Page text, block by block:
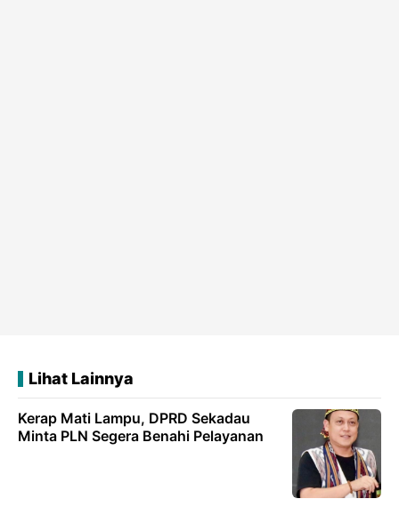
Lihat Lainnya
Kerap Mati Lampu, DPRD Sekadau
Minta PLN Segera Benahi Pelayanan